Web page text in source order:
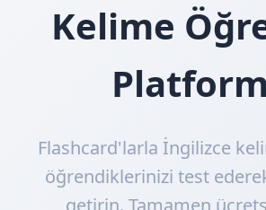
Kelime
Flashcard'larla İngilizce
öğrendiklerinizi test
getirin. Tamamen